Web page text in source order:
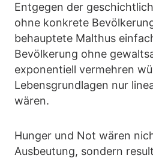
Entgegen der
ohne konkrete
behauptete Malthus
Bevölkerung ohne
exponentiell vermehren
Lebensgrundlagen nur
wären.
Hunger und Not wären
Ausbeutung, sondern